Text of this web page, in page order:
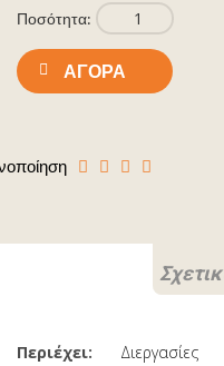
Ποσότητα:
ΑΓΟΡΆ
Περιέχει: